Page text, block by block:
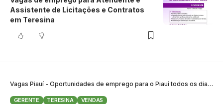
Assistente de Licitações e Contratos
em Teresina
Vagas Piauí - Oportunidades de emprego para o Piauí todos os dias>
GERENTE TERESINA VENDAS